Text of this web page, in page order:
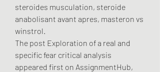
steroides musculation, steroide
anabolisant avant apres, masteron vs
winstrol.
The post Exploration of a real and
specific fear critical analysis
appeared first on AssignmentHub,